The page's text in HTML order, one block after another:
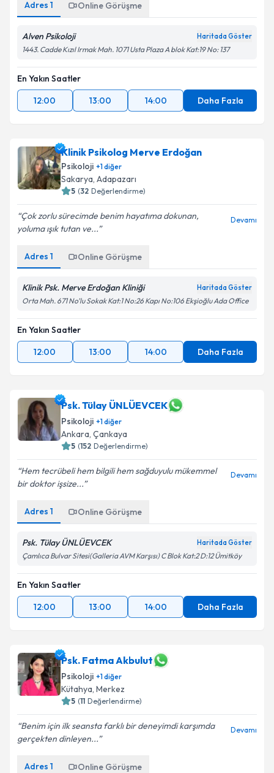
Adres 1 Online Görüşme
Alven Psikoloji Haritada Göster
1443. Cadde Kızıl Irmak Mah. 1071 Usta Plaza A blok Kat:19 No: 137
En Yakın Saatler
12:00
13:00 14:00 Daha Fazla
Klinik Psikolog Merve Erdoğan
Psikoloji +1diğer
Sakarya, Adapazarı
5 (32 Değerlendirme)
Çok zorlu sürecimde benim hayatıma dokunan,
yoluma ışık tutan ve...
Devamı
Adres 1 Online Görüşme
Klinik Psk. Merve Erdoğan Kliniği Haritada Göster
Orta Mah. 671 No’lu Sokak Kat:1 No:26 Kapı No:106 Ekşioğlu Ada Office
En Yakın Saatler
12:00
13:00 14:00 Daha Fazla
Psk. Tülay ÜNLÜEVCEK
Psikoloji +1diğer
Ankara, Çankaya
5 (152 Değerlendirme)
Hem tecrübeli hem bilgili hem sağduyulu mükemmel
bir doktor işsize...
Devamı
Adres 1 Online Görüşme
Psk. Tülay ÜNLÜEVCEK Haritada Göster
Çamlıca Bulvar Sitesi(Galleria AVM Karşısı) C Blok Kat:2 D:12 Ümitköy
En Yakın Saatler
12:00
13:00 14:00 Daha Fazla
Psk. Fatma Akbulut
Psikoloji +1diğer
Kütahya, Merkez
5 (11 Değerlendirme)
Benim için ilk seansta farklı bir deneyimdi karşımda
gerçekten dinleyen...
Devamı
Adres 1 Online Görüşme